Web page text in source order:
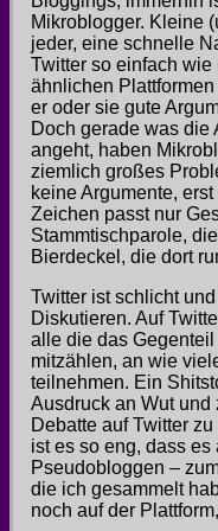
Mikroblogger. Kleine
jeder, eine schnelle
Twitter so einfach wie
ähnlichen
er oder sie gute
Doch gerade was die
angeht, haben
ziemlich großes
keine Argumente,
Zeichen passt nur
Stammtischparole,
Bierdeckel, die dort
Twitter ist schlicht
Diskutieren. Auf
alle die das
mitzählen, an wie
teilnehmen. Ein
Ausdruck an Wut
Debatte auf Twitter
ist es so eng, dass
Pseudobloggen –
die ich gesammelt
noch auf der